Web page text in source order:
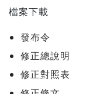
檔案下載
發布令
修正總說明
修正對照表